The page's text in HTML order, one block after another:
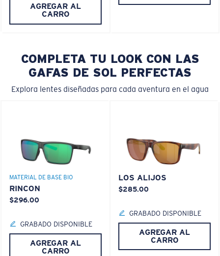
AGREGAR AL
CARRO
COMPLETA TU LOOK CON LAS
GAFAS DE SOL PERFECTAS
Explora lentes diseñadas para cada aventura en el agua
MATERIAL DE BASE BIO
RINCON
$296.00
GRABADO DISPONIBLE
AGREGAR AL
CARRO
LOS ALIJOS
$285.00
GRABADO DISPONIBLE
AGREGAR AL
CARRO